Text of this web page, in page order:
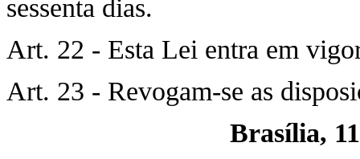
sessenta dias.
Art. 22 - Esta Lei entra em
Art. 23 - Revogam-se as
Brasília,